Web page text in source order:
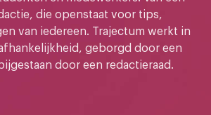
die openstaat voor tips,
van iedereen. Trajectum werkt in
geborgd door een
door een redactieraad.